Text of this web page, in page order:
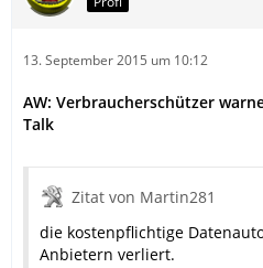
13. September 2015 um 10:12
AW: Verbraucherschützer
Talk
Zitat von Martin281
die kostenpflichtige
Anbietern verliert.